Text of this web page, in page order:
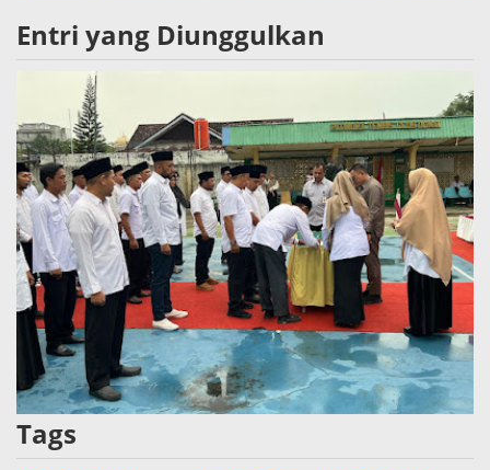
Entri yang Diunggulkan
Tags